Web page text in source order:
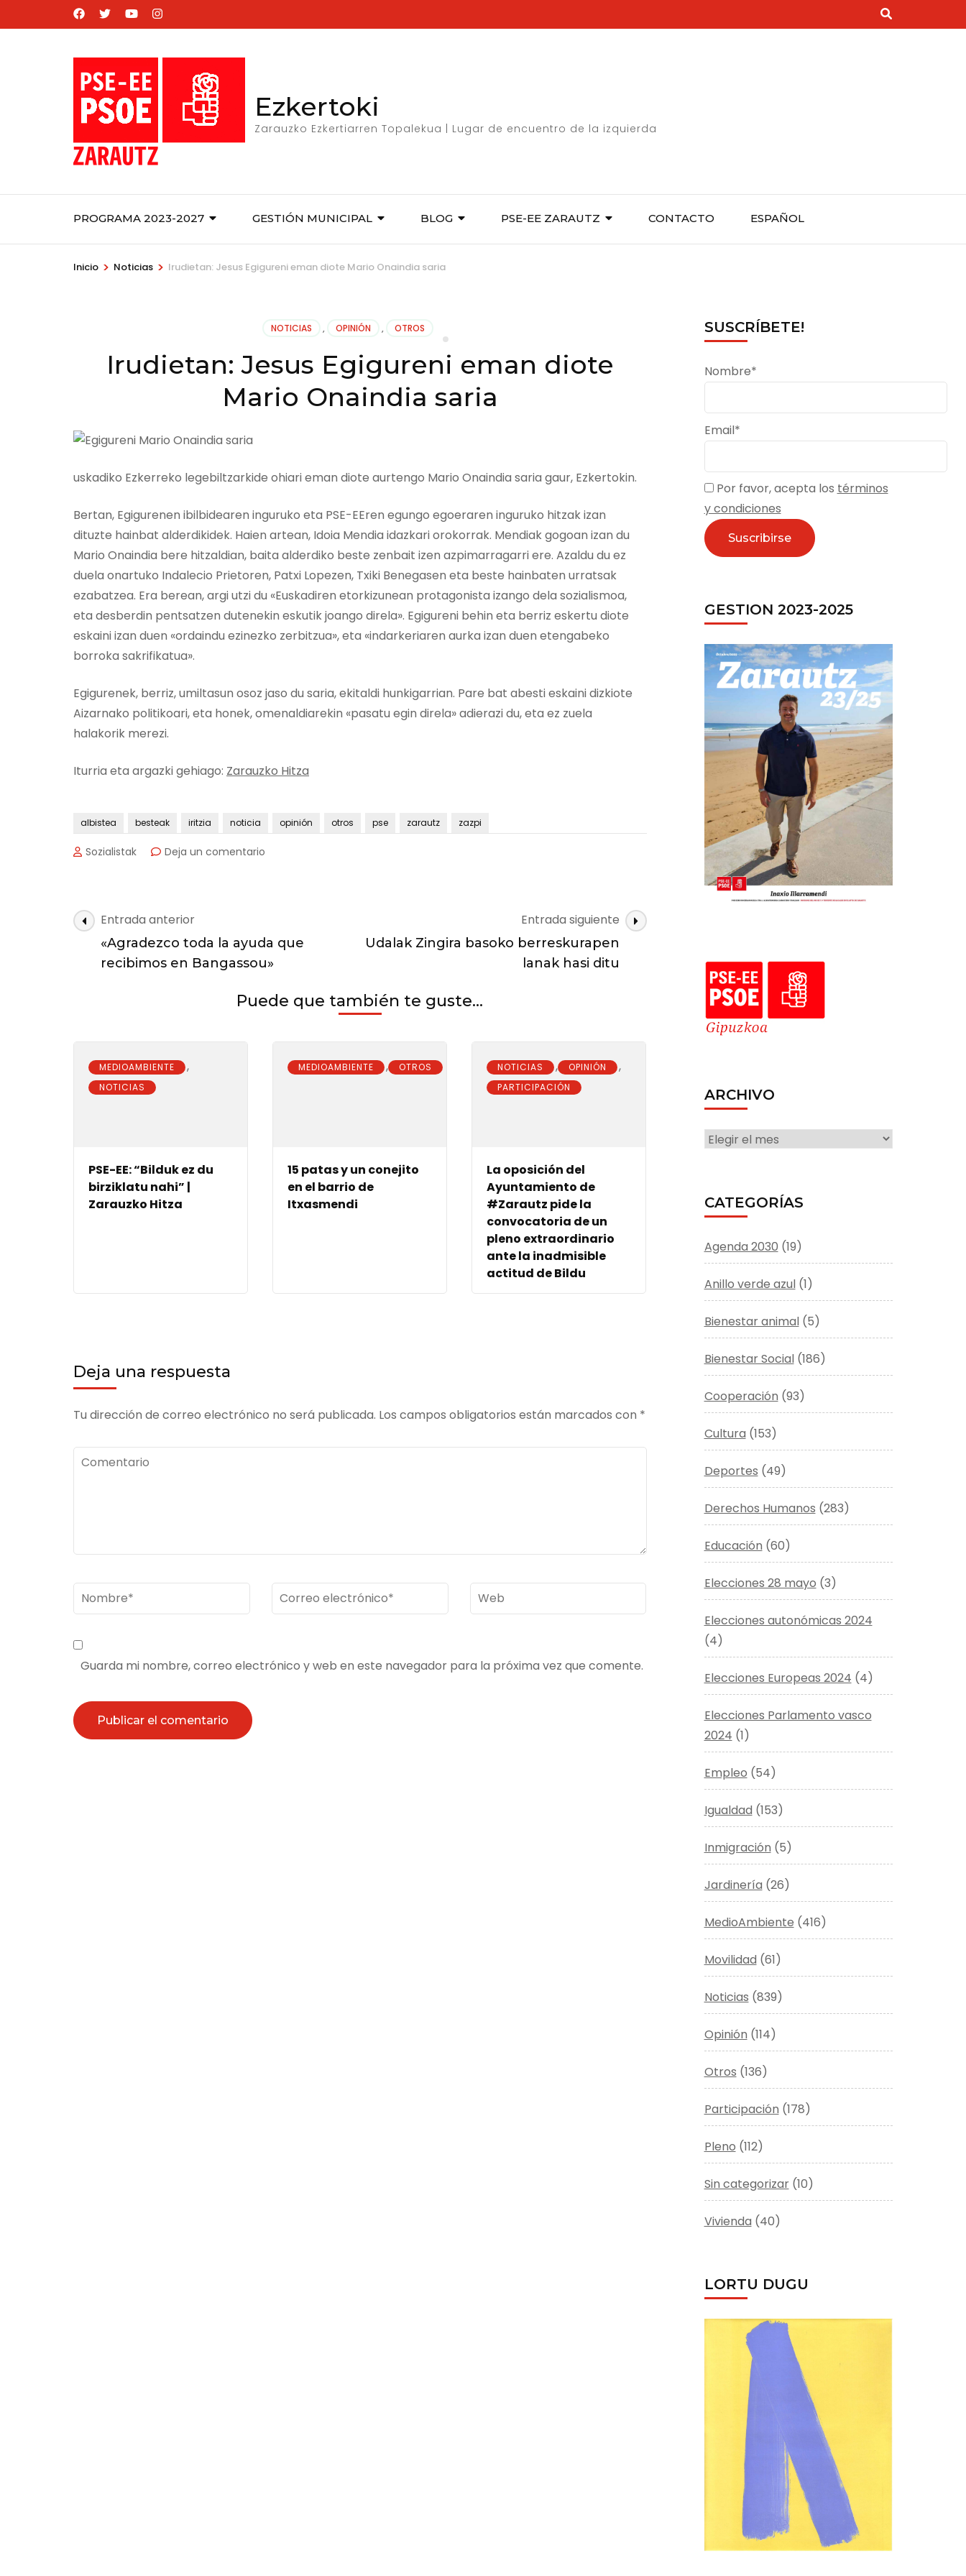
al
Ezkertoki
Zarauzko Ezkertiarren Topalekua | Lugar de encuentro de la izquierda
PROGRAMA 2023-2027 GESTIÓN MUNICIPAL BLOG PSE-EE ZARAUTZ CONTACTO ESPAÑOL
Inicio > Noticias > Irudietan: Jesus Egigureni eman diote Mario Onaindia saria
NOTICIAS , OPINIÓN , OTROS
Irudietan: Jesus Egigureni eman diote
Mario Onaindia saria
uskadiko Ezkerreko legebiltzarkide ohiari eman diote aurtengo Mario Onaindia saria gaur, Ezkertokin.
Bertan, Egigurenen ibilbidearen inguruko eta PSE-EEren egungo egoeraren inguruko hitzak izan
dituzte hainbat alderdikidek. Haien artean, Idoia Mendia idazkari orokorrak. Mendiak gogoan izan du
Mario Onaindia bere hitzaldian, baita alderdiko beste zenbait izen azpimarragarri ere. Azaldu du ez
duela onartuko Indalecio Prietoren, Patxi Lopezen, Txiki Benegasen eta beste hainbaten urratsak
ezabatzea. Era berean, argi utzi du «Euskadiren etorkizunean protagonista izango dela sozialismoa,
eta desberdin pentsatzen dutenekin eskutik joango direla». Egigureni behin eta berriz eskertu diote
eskaini izan duen «ordaindu ezinezko zerbitzua», eta «indarkeriaren aurka izan duen etengabeko
borroka sakrifikatua».
Egigurenek, berriz, umiltasun osoz jaso du saria, ekitaldi hunkigarrian. Pare bat abesti eskaini dizkiote
Aizarnako politikoari, eta honek, omenaldiarekin «pasatu egin direla» adierazi du, eta ez zuela
halakorik merezi.
Iturria eta argazki gehiago: Zarauzko Hitza
albistea besteak iritzia noticia opinión otros pse zarautz zazpi
Sozialistak Deja un comentario
Mario
Onaindia
saria
Navegación
de
Entrada anterior
«Agradezco toda la ayuda que
recibimos en Bangassou»
Entrada siguiente
Udalak Zingira basoko berreskurapen
lanak hasi ditu
Puede que también te guste...
MEDIOAMBIENTE ,
NOTICIAS
PSE-EE: “Bilduk ez du
birziklatu nahi” |
Zarauzko Hitza
MEDIOAMBIENTE , OTROS
15 patas y un conejito
en el barrio de
Itxasmendi
NOTICIAS , OPINIÓN ,
PARTICIPACIÓN
La oposición del
Ayuntamiento de
#Zarautz pide la
convocatoria de un
pleno extraordinario
ante la inadmisible
actitud de Bildu
Deja una respuesta
Tu dirección de correo electrónico no será publicada. Los campos obligatorios están marcados con *
Comentario
Nombre*
Correo
electrónico*
Web
Guarda mi nombre, correo electrónico y web en este navegador para la próxima vez que comente.
SUSCRÍBETE!
Nombre*
Email*
Por favor, acepta los términos
y condiciones
GESTION 2023-2025
ARCHIVO
ARCHIVO
CATEGORÍAS
Agenda 2030 (19)
Anillo verde azul(1)
Bienestar animal(5)
Bienestar Social(186)
Cooperación (93)
Cultura (153)
Deportes (49)
Derechos Humanos (283)
Educación (60)
Elecciones 28 mayo (3)
Elecciones autonómicas 2024
(4)
Elecciones Europeas 2024 (4)
Elecciones Parlamento vasco
2024 (1)
Empleo (54)
Igualdad (153)
Inmigración (5)
Jardinería (26)
MedioAmbiente (416)
Movilidad (61)
Noticias (839)
Opinión (114)
Otros (136)
Participación (178)
Pleno (112)
Sin categorizar(10)
Vivienda (40)
LORTU DUGU